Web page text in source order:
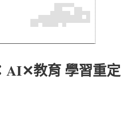
AI✕教育 學習重定